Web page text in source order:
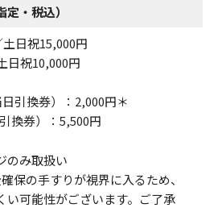
・税込）
日祝15,000円
日祝10,000円
引換券）：2,000円＊
換券）：5,500円
のみ取扱い
保の手すりが視界に入るため、
い可能性がございます。ご了承